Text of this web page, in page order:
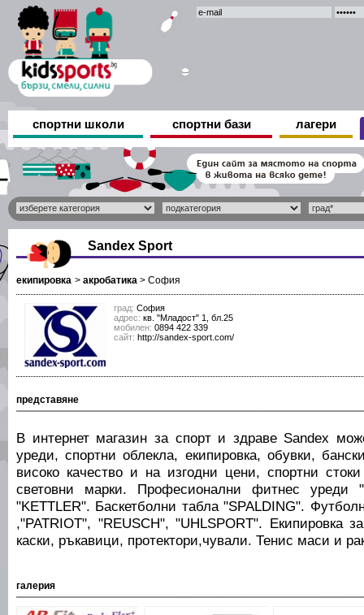
спортни школи спортни бази лагери
Sandex Sport
екипировка > акробатика > София
град: София
адрес: кв. "Младост" 1, бл.25
мобилен: 0894 422 339
сайт: http://sandex-sport.com/
представяне
В интернет магазин за спорт и здраве Sandex
уреди, спортни облекла, екипировка, обувки,
високо качество и на изгодни цени, спортни
световни марки. Професионални фитнес уреди
"KETTLER". Баскетболни табла "SPALDING".
,"PATRIOT", "REUSCH", "UHLSPORT". Екипировка
каски, ръкавици, протектори,чували. Тенис маси и
галерия